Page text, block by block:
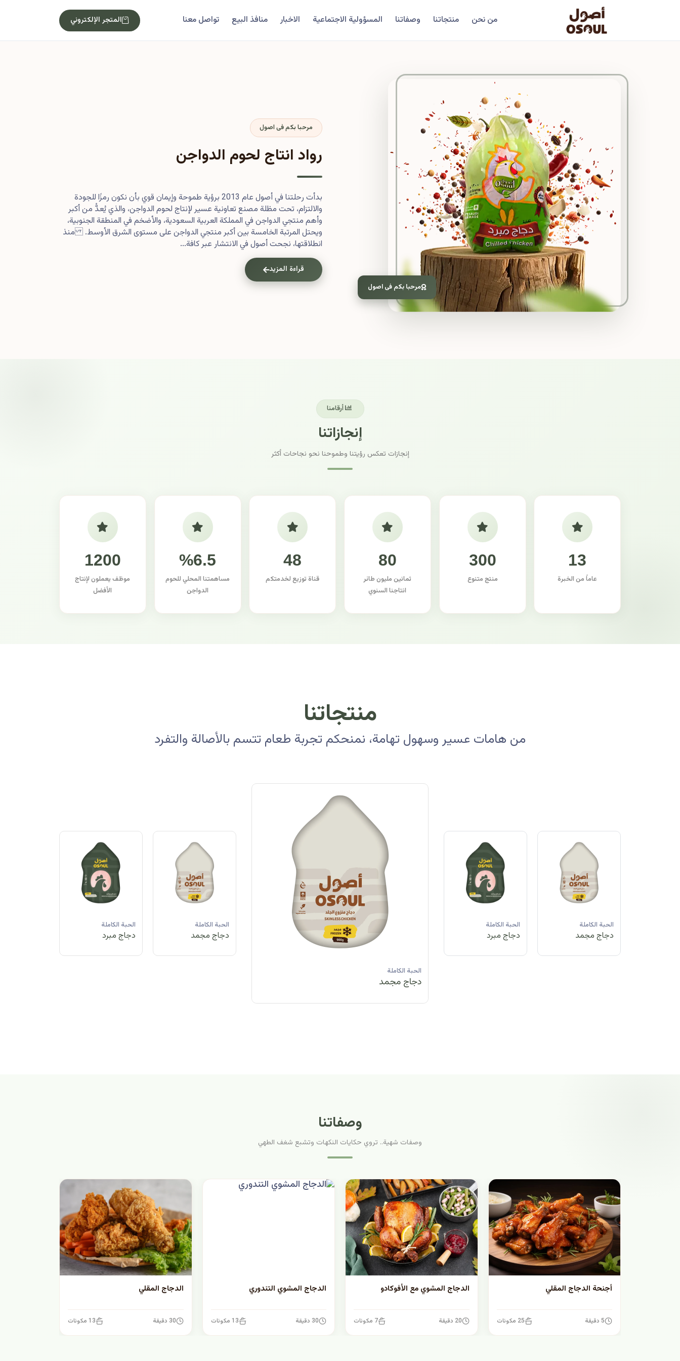
من نحن منتجاتنا وصفاتنا المسؤولية الاجتماعية الاخبار منافذ البيع تواصل معنا المتجر الإلكتروني
مرحبا بكم فى اصول
مرحبا بكم فى اصول
رواد انتاج لحوم الدواجن
بدأت رحلتنا في أصول عام 2013 برؤية طموحة وإيمان قوي بأن نكون رمزًا للجودة
والالتزام، تحت مظلة مصنع تعاونية عسير لإنتاج لحوم الدواجن، والذي يُعدُّ من أكبر
وأهم منتجي الدواجن في المملكة العربية السعودية، والأضخم في المنطقة الجنوبية،
ويحتل المرتبة الخامسة بين أكبر منتجي الدواجن على مستوى الشرق الأوسط. منذ
انطلاقتها، نجحت أصول في الانتشار عبر كافة...
قراءة المزيد
أرقامنا
إنجازاتنا
إنجازات تعكس رؤيتنا وطموحنا نحو نجاحات أكثر
13
عاماً من الخبرة
300
منتج متنوع
80
ثمانين مليون طائر
انتاجنا السنوي
48
قناة توزيع لخدمتكم
%6.5
مساهمتنا المحلي للحوم
الدواجن
1200
موظف يعملون لإنتاج
الأفضل
منتجاتنا
من هامات عسير وسهول تهامة، نمنحكم تجربة طعام تتسم بالأصالة والتفرد
الحبة الكاملة
دجاج مبرد
الحبة الكاملة
دجاج مجمد
الحبة الكاملة
دجاج مبرد
الحبة الكاملة
دجاج مجمد
الحبة الكاملة الحبة الكاملة
دجاج مجمد
الحبة الكاملة
دجاج مبرد
الحبة الكاملة
دجاج مجمد
وصفاتنا
وصفات شهية.. تروي حكايات النكهات وتشبع شغف الطهي
أجنحة الدجاج المقلي
5 دقيقة 25 مكونات
الدجاج المشوي مع الأفوكادو
20 دقيقة 7 مكونات
الدجاج المشوي التندوري
30 دقيقة 13 مكونات
الدجاج المقلي
30 دقيقة 13 مكونات